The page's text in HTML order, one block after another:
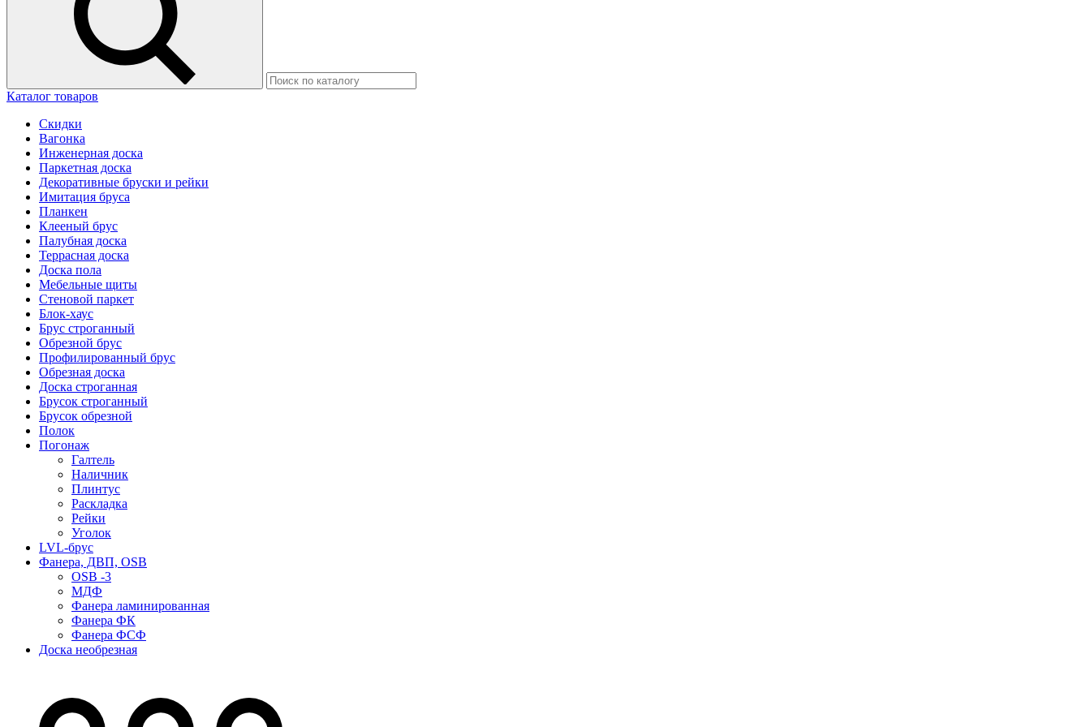
Каталог товаров
Скидки
Вагонка
Инженерная доска
Паркетная доска
Декоративные бруски и рейки
Имитация бруса
Планкен
Клееный брус
Палубная доска
Террасная доска
Доска пола
Мебельные щиты
Стеновой паркет
Блок-хаус
Брус строганный
Обрезной брус
Профилированный брус
Обрезная доска
Доска строганная
Брусок строганный
Брусок обрезной
Полок
Погонаж
Галтель
Наличник
Плинтус
Раскладка
Рейки
Уголок
LVL-брус
Фанера, ДВП, OSB
OSB -3
МДФ
Фанера ламинированная
Фанера ФК
Фанера ФСФ
Доска необрезная